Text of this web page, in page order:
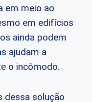
em meio ao
em edifícios
ainda podem
ajudam a
o incômodo.
dessa solução